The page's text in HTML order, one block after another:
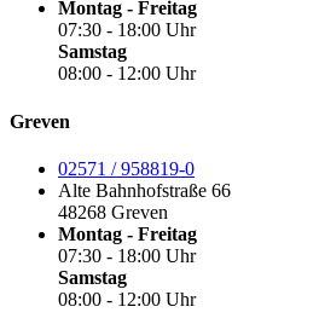
Montag - Freitag
07:30 - 18:00 Uhr
Samstag
08:00 - 12:00 Uhr
Greven
02571 / 958819-0
Alte Bahnhofstraße 66
48268 Greven
Montag - Freitag
07:30 - 18:00 Uhr
Samstag
08:00 - 12:00 Uhr